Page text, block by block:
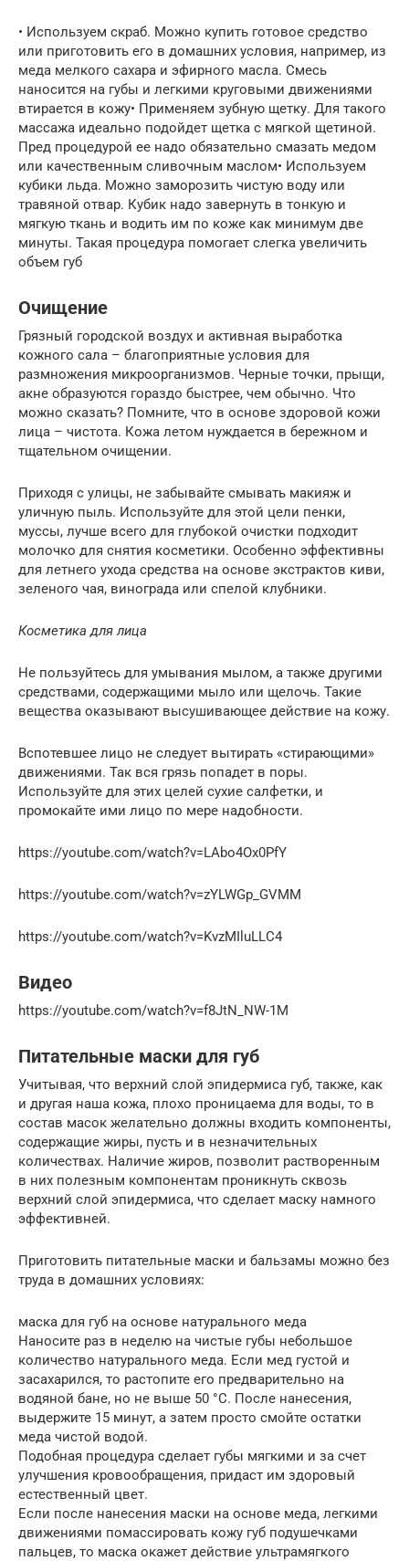
• Используем скраб. Можно купить готовое средство
или приготовить его в домашних условия, например, из
меда мелкого сахара и эфирного масла. Смесь
наносится на губы и легкими круговыми движениями
втирается в кожу• Применяем зубную щетку. Для такого
массажа идеально подойдет щетка с мягкой щетиной.
Пред процедурой ее надо обязательно смазать медом
или качественным сливочным маслом• Используем
кубики льда. Можно заморозить чистую воду или
травяной отвар. Кубик надо завернуть в тонкую и
мягкую ткань и водить им по коже как минимум две
минуты. Такая процедура помогает слегка увеличить
объем губ
Очищение
Грязный городской воздух и активная выработка
кожного сала – благоприятные условия для
размножения микроорганизмов. Черные точки, прыщи,
акне образуются гораздо быстрее, чем обычно. Что
можно сказать? Помните, что в основе здоровой кожи
лица – чистота. Кожа летом нуждается в бережном и
тщательном очищении.
Приходя с улицы, не забывайте смывать макияж и
уличную пыль. Используйте для этой цели пенки,
муссы, лучше всего для глубокой очистки подходит
молочко для снятия косметики. Особенно эффективны
для летнего ухода средства на основе экстрактов киви,
зеленого чая, винограда или спелой клубники.
Косметика для лица
Не пользуйтесь для умывания мылом, а также другими
средствами, содержащими мыло или щелочь. Такие
вещества оказывают высушивающее действие на кожу.
Вспотевшее лицо не следует вытирать «стирающими»
движениями. Так вся грязь попадет в поры.
Используйте для этих целей сухие салфетки, и
промокайте ими лицо по мере надобности.
https://youtube.com/watch?v=LAbo4Ox0PfY
https://youtube.com/watch?v=zYLWGp_GVMM
https://youtube.com/watch?v=KvzMIluLLC4
Видео
https://youtube.com/watch?v=f8JtN_NW-1M
Питательные маски для губ
Учитывая, что верхний слой эпидермиса губ, также, как
и другая наша кожа, плохо проницаема для воды, то в
состав масок желательно должны входить компоненты,
содержащие жиры, пусть и в незначительных
количествах. Наличие жиров, позволит растворенным
в них полезным компонентам проникнуть сквозь
верхний слой эпидермиса, что сделает маску намного
эффективней.
Приготовить питательные маски и бальзамы можно без
труда в домашних условиях:
маска для губ на основе натурального меда
Наносите раз в неделю на чистые губы небольшое
количество натурального меда. Если мед густой и
засахарился, то растопите его предварительно на
водяной бане, но не выше 50 °С. После нанесения,
выдержите 15 минут, а затем просто смойте остатки
меда чистой водой.
Подобная процедура сделает губы мягкими и за счет
улучшения кровообращения, придаст им здоровый
естественный цвет.
Если после нанесения маски на основе меда, легкими
движениями помассировать кожу губ подушечками
пальцев, то маска окажет действие ультрамягкого